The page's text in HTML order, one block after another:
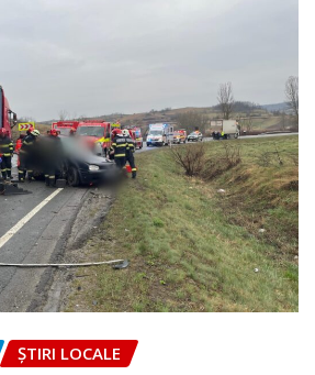
ȘTIRI LOCALE